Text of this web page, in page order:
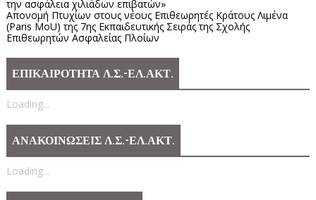
την ασφάλεια χιλιάδων επιβατών»
Απονομή Πτυχίων στους νέους Επιθεωρητές Κράτους Λιμένα
(Paris MoU) της 7ης Εκπαιδευτικής Σειράς της Σχολής
Επιθεωρητών Ασφαλείας Πλοίων
ΕΠΙΚΑΙΡΟΤΗΤΑ Λ.Σ.-ΕΛ.ΑΚΤ.
Loading...
ΑΝΑΚΟΙΝΩΣΕΙΣ Λ.Σ.-ΕΛ.ΑΚΤ.
Loading...